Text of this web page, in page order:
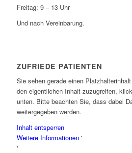
Freitag: 9 – 13 Uhr
Und nach Vereinbarung.
ZUFRIEDE PATIENTEN
Sie sehen gerade einen
den eigentlichen Inhalt zuzugreifen,
unten. Bitte beachten Sie, dass dabei
weitergegeben werden.
Inhalt entsperren
Weitere Informationen'
'